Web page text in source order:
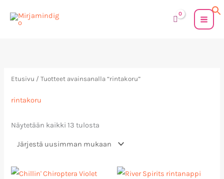
sisältöön
Etusivu / Tuotteet avainsanalla “rintakoru”
rintakoru
Näytetään kaikki 13 tulosta